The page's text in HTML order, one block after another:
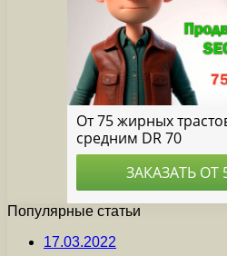
Популярные статьи
17.03.2022